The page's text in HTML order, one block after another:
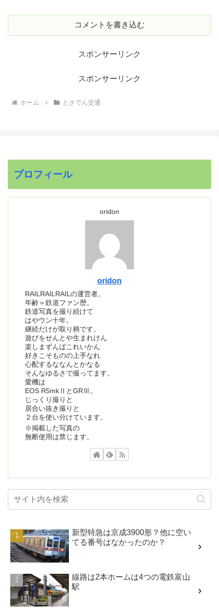
コメントを書き込む
スポンサーリンク
スポンサーリンク
ホーム とさでん交通
プロフィール
oridon
oridon
RAILRAILRAILの運営者。
年齢＝鉄道ファン歴。
鉄道写真を撮り続けて
はやウン十年。
継続だけが取り柄です。
遊びをせんとや生まれけん
楽しまずんばこれいかん
好きこそものの上手なれ
心配するななんとかなる
そんなゆるさで撮ってます。
愛機は
EOS R5mkⅡとGRⅢ。
じっくり撮りと
居合い抜き撮りと
２台を使い分けています。
※掲載した写真の
無断使用は禁じます。
新型特急は京成3900形？他に空い
てる番号はなかったのか？
線路は2本ホームは4つの電鉄富山
駅